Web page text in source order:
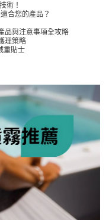
術！
合您的產品？
品與注意事項全攻略
理策略
重貼士